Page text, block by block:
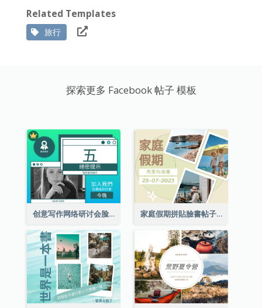
Related Templates
旅行
探索更多 Facebook 帖子 模板
创意写作网络研讨会脸书帖子 家庭假期拼貼臉書帖子